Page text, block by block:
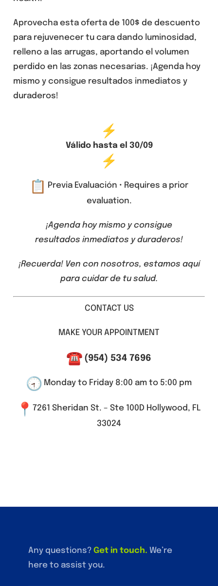
Aprovecha esta oferta de 100$ de descuento
para rejuvenecer tu cara dando luminosidad,
relleno a las arrugas, aportando el volumen
perdido en las zonas necesarias. ¡Agenda hoy
mismo y consigue resultados inmediatos y
duraderos!
Válido hasta el 30/09
Previa Evaluación • Requires a prior
evaluation.
¡Agenda hoy mismo y consigue
resultados inmediatos y duraderos!
¡Recuerda! Ven con nosotros, estamos aquí
para cuidar de tu salud.
CONTACT US
MAKE YOUR APPOINTMENT
(954) 534 7696
Monday to Friday 8:00 am to 5:00 pm
7261 Sheridan St. – Ste 100D Hollywood, FL
33024
Any questions?Get in touch. We’re
here to assist you.